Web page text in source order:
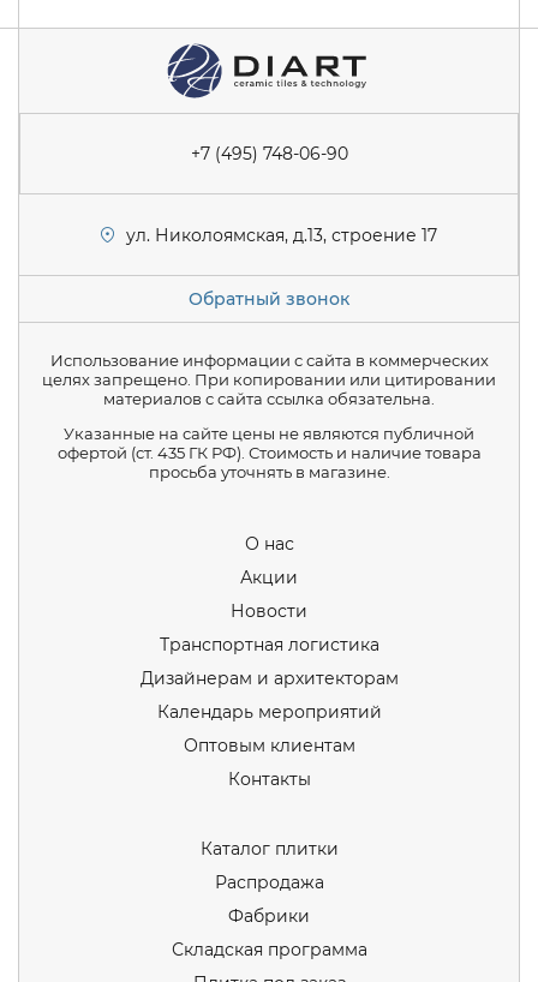
+7 (495) 748-06-90
ул. Николоямская, д.13, строение 17
Обратный звонок
Использование информации с сайта в коммерческих
целях запрещено. При копировании или цитировании
материалов с сайта ссылка обязательна.
Указанные на сайте цены не являются публичной
офертой (ст. 435 ГК РФ). Стоимость и наличие товара
просьба уточнять в магазине.
О нас
Акции
Новости
Транспортная логистика
Дизайнерам и архитекторам
Календарь мероприятий
Оптовым клиентам
Контакты
Каталог плитки
Распродажа
Фабрики
Складская программа